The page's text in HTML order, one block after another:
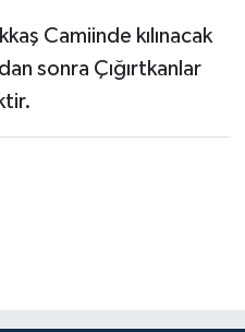
Camiinde kılınacak
sonra Çığırtkanlar